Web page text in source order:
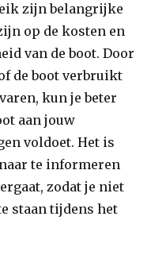
zijn belangrijke
op de kosten en
van de boot. Door
de boot verbruikt
kun je beter
aan jouw
voldoet. Het is
te informeren
zodat je niet
staan tijdens het